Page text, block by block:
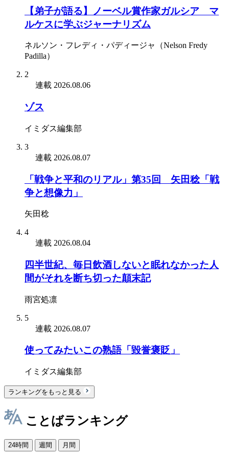
【弟子が語る】ノーベル賞作家ガルシア゠マ
ルケスに学ぶジャーナリズム
ネルソン・フレディ・パディージャ（Nelson Fredy
Padilla）
2
連載 2026.08.06
ゾス
イミダス編集部
3
連載 2026.08.07
「戦争と平和のリアル」第35回 矢田稔「戦
争と想像力」
矢田稔
4
連載 2026.08.04
四半世紀、毎日飲酒しないと眠れなかった人
間がそれを断ち切った顛末記
雨宮処凛
5
連載 2026.08.07
使ってみたいこの熟語「毀誉褒貶」
イミダス編集部
ランキングをもっと見る
ことばランキング
24時間 週間 月間